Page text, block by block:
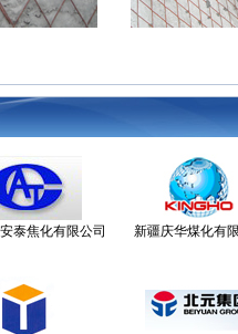
泰焦化有限公司 新疆庆华煤化有